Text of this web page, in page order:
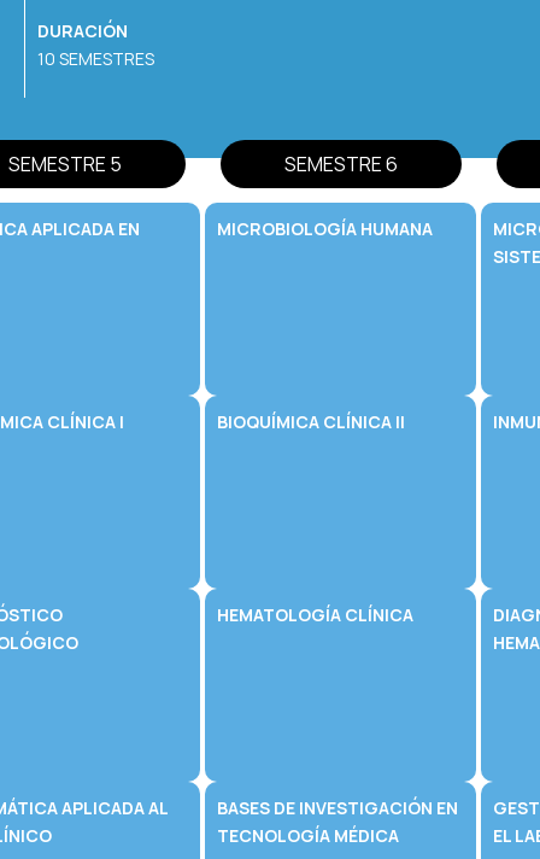
DURACIÓN
10 SEMESTRES
SEMESTRE 5
APLICADA EN
CLÍNICA I
APLICADA AL
SEMESTRE 6
MICROBIOLOGÍA HUMANA
BIOQUÍMICA CLÍNICA II
HEMATOLOGÍA CLÍNICA
BASES DE INVESTIGACIÓN EN
TECNOLOGÍA MÉDICA
EL